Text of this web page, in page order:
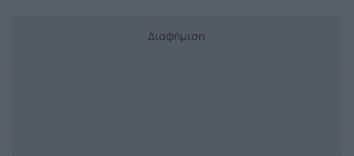
Διαφήμιση